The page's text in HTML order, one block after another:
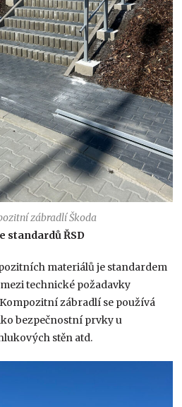
zábradlí Škoda
standardů ŘSD
materiálů je standardem
technické požadavky
zábradlí se používá
bezpečnostní prvky u
stěn atd.